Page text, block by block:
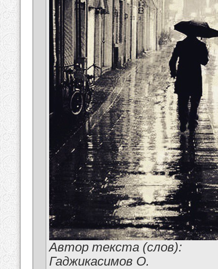
Автор текста (слов):
Гаджикасимов О.